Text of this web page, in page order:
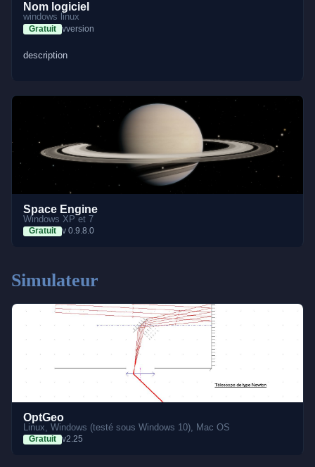
Nom logiciel
windows linux
Gratuit vversion
description
Space Engine
Windows XP et 7
Gratuit v 0.9.8.0
Simulateur
OptGeo
Linux, Windows (testé sous Windows 10), Mac OS
Gratuit v2.25